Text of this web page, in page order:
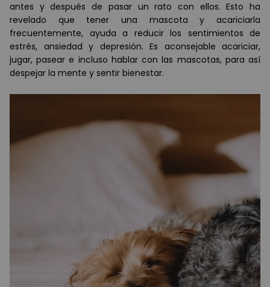
antes y después de pasar un rato con ellos. Esto ha
revelado que tener una mascota y acariciarla
frecuentemente, ayuda a reducir los sentimientos de
estrés, ansiedad y depresión. Es aconsejable acariciar,
jugar, pasear e incluso hablar con las mascotas, para así
despejar la mente y sentir bienestar.